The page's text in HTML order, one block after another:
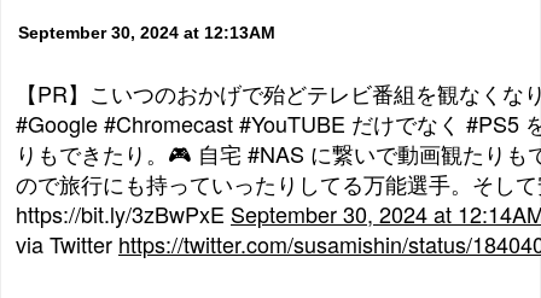
September 30, 2024 at 12:13AM
【PR】こいつのおかげで殆どテレビ番組を観なくな
#Google #Chromecast #YouTUBE だけでなく #PS5
りもできたり。🎮 自宅 #NAS に繋いで動画観たりも
ので旅行にも持っていったりしてる万能選手。そし
https://bit.ly/3zBwPxE September 30, 2024 at
via Twitter https://twitter.com/susamishin/status/